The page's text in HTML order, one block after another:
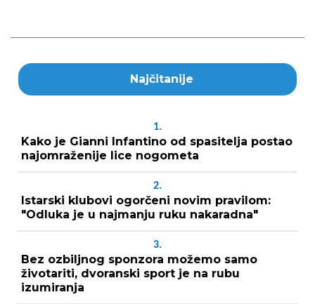
Najčitanije
1.
Kako je Gianni Infantino od spasitelja postao
najomraženije lice nogometa
2.
Istarski klubovi ogorčeni novim pravilom:
"Odluka je u najmanju ruku nakaradna"
3.
Bez ozbiljnog sponzora možemo samo
životariti, dvoranski sport je na rubu
izumiranja